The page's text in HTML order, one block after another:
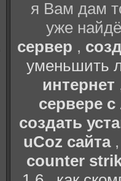
я Вам дам
уже
сервер ,
уменьшить
интернет
сервере
создать
uCoz сайта
counter